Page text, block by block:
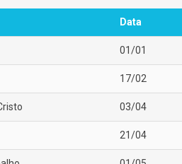
Data
01/01
17/02
03/04
21/04